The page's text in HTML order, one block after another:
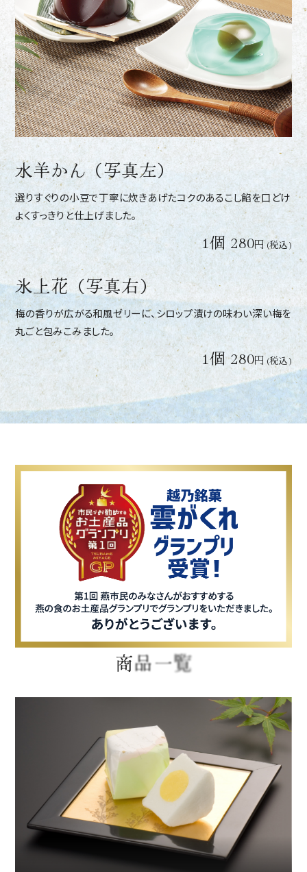
水羊かん（写真左）
選りすぐりの小豆で丁寧に炊きあげたコクのあるこし餡を口どけ
よくすっきりと仕上げました。
1個 280円
氷上花（写真右）
梅の香りが広がる和風ゼリーに、シロップ漬けの味わい深い梅を
丸ごと包みこみました。
1個 280円
商品一覧